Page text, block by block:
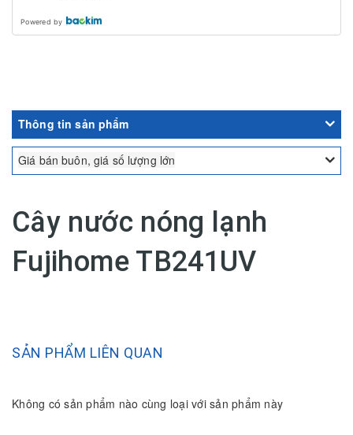
Powered by
Thông tin sản phẩm
Giá bán buôn, giá số lượng lớn
Cây nước nóng lạnh
Fujihome TB241UV
SẢN PHẨM LIÊN QUAN
Không có sản phẩm nào cùng loại với sản phẩm này